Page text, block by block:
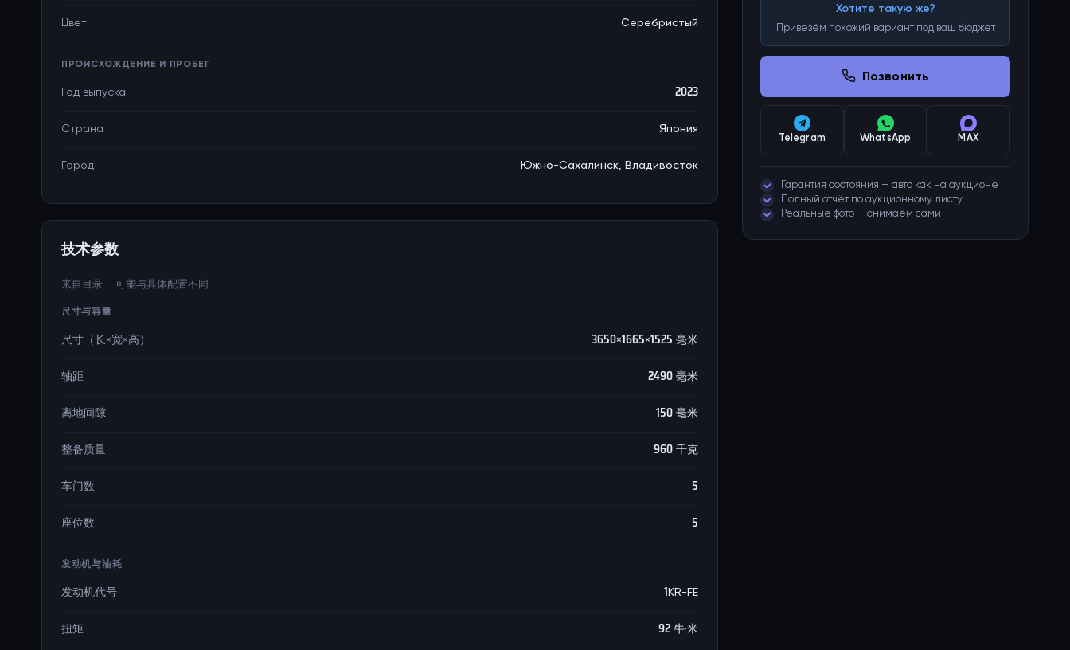
Хотите такую же?
Привезём похожий вариант под ваш бюджет
Позвонить
Telegram WhatsApp MAX
Гарантия состояния — авто как на аукционе
Полный отчёт по аукционному листу
Реальные фото — снимаем сами
Цвет Серебристый
ПРОИСХОЖДЕНИЕ И ПРОБЕГ
Год выпуска 2023
Страна Япония
Город Южно-Сахалинск, Владивосток
技术参数
来自目录 — 可能与具体配置不同
尺寸与容量
尺寸（长×宽×高） 3650×1665×1525 毫米
轴距 2490 毫米
离地间隙 150 毫米
整备质量 960 千克
车门数 5
座位数 5
发动机与油耗
发动机代号 1KR-FE
扭矩 92 牛·米